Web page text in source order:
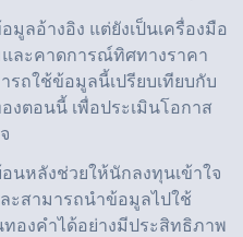
มูลอ้างอิง แต่ยังเป็นเครื่องมือ
ละคาดการณ์ทิศทางราคา
ถใช้ข้อมูลนี้เปรียบเทียบกับ
งตอนนี้ เพื่อประเมินโอกาส
นหลังช่วยให้นักลงทุนเข้าใจ
ะสามารถนำข้อมูลไปใช้
องคำได้อย่างมีประสิทธิภาพ